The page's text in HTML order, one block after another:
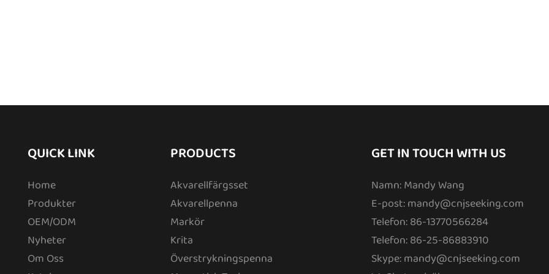
QUICK LINK
Home
Produkter
OEM/ODM
Nyheter
Om Oss
PRODUCTS
Akvarellfärgsset
Akvarellpenna
Markör
Krita
Överstrykningspenna
GET IN TOUCH WITH US
Namn: Mandy Wang
E-post:mandy@cnjseeking.com
Telefon: 86-13770566284
Telefon: 86-25-86883910
Skype: mandy@cnjseeking.com